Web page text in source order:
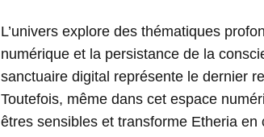
L’univers explore des thématiques
numérique et la persistance de la
sanctuaire digital représente le dernier
Toutefois, même dans cet espace
êtres sensibles et transforme Etheria